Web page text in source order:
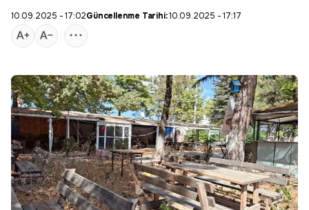
10.09.2025 - 17:02Güncellenme Tarihi:10.09.2025 - 17:17